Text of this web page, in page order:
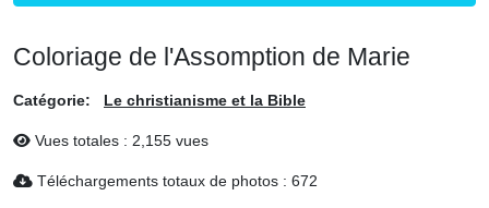
Coloriage de l'Assomption de Marie
Catégorie: Le christianisme et la Bible
Vues totales : 2,155 vues
Téléchargements totaux de photos : 672